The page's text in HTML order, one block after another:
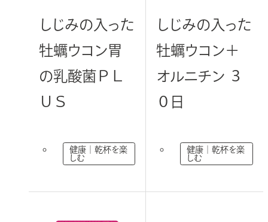
しじみの入った
牡蠣ウコン胃
の乳酸菌ＰＬ
ＵＳ
健康｜乾杯を楽
しむ
しじみの入った
牡蠣ウコン＋
オルニチン ３
０日
健康｜乾杯を楽
しむ